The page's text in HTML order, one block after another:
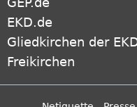
EKD.de
Gliedkirchen der EKD
Freikirchen